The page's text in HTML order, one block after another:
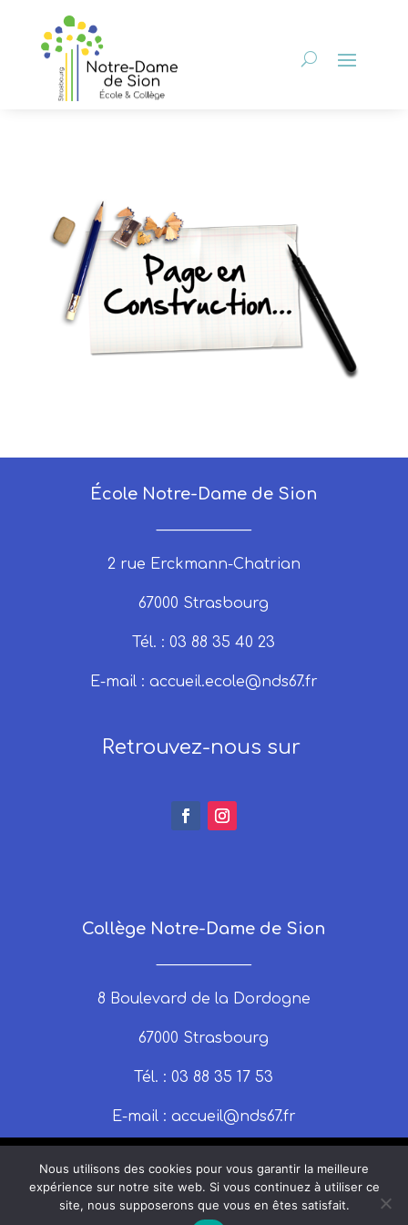
École Notre-Dame de Sion
2 rue Erckmann-Chatrian
67000 Strasbourg
Tél. : 03 88 35 40 23
E-mail : accueil.ecole@nds67.fr
Retrouvez-nous sur
Collège Notre-Dame de Sion
8 Boulevard de la Dordogne
67000 Strasbourg
Tél. : 03 88 35 17 53
E-mail : accueil@nds67.fr
© 2025 nds67 | Un site produit par Claire
Nous utilisons des cookies pour vous garantir la meilleure
expérience sur notre site web. Si vous continuez à utiliser ce
site, nous supposerons que vous en êtes satisfait.